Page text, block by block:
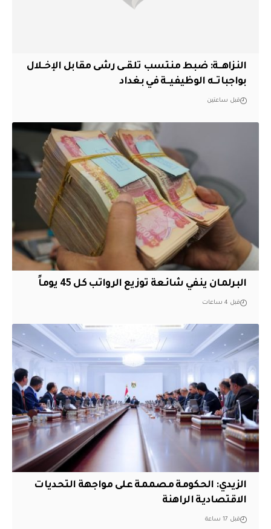
النزاهــة: ضبط منتسب تلقــى رشى مقابل الإخــلال
بواجباتــه الوظيفيــة في بغداد
قبل ساعتين
البرلمان ينفي شائعة توزيع الرواتب كل 45 يوماً
قبل 4 ساعات
الزيدي: الحكومة مصممة على مواجهة التحديات
الاقتصادية الراهنة
قبل 17 ساعة